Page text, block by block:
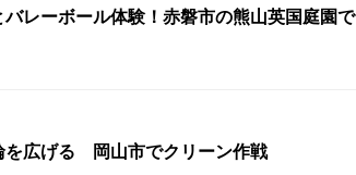
バレーボール体験！赤磐市の熊山英国庭園で
を広げる 岡山市でクリーン作戦